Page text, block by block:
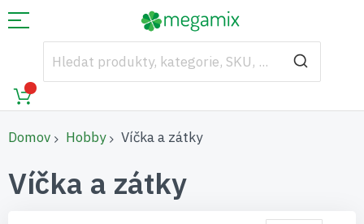
Domov Hobby Víčka a zátky
Víčka a zátky